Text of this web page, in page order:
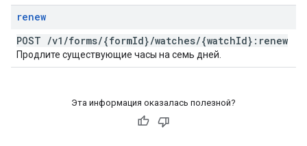
renew
POST /v1 /forms/{formId}/watches/{watchId}:renew
Продлите существующие часы на семь дней.
Эта информация оказалась полезной?